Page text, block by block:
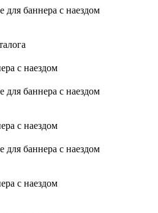
баннера с наездом
с наездом
баннера с наездом
с наездом
баннера с наездом
с наездом